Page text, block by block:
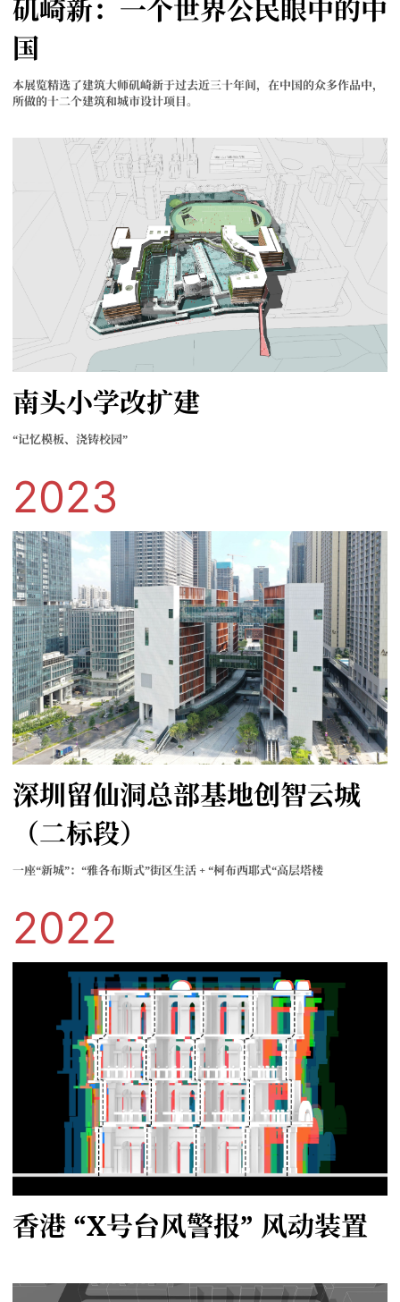
矶崎新：一个世界公民眼中的中
国
本展览精选了建筑大师矶崎新于过去近三十年间，在中国的众多作品中，
所做的十二个建筑和城市设计项目。
南头小学改扩建
“记忆模板、浇铸校园”
2023
深圳留仙洞总部基地创智云城
（二标段）
一座“新城”：“雅各布斯式”街区生活 + “柯布西耶式“高层塔楼
2022
香港 “X号台风警报” 风动装置